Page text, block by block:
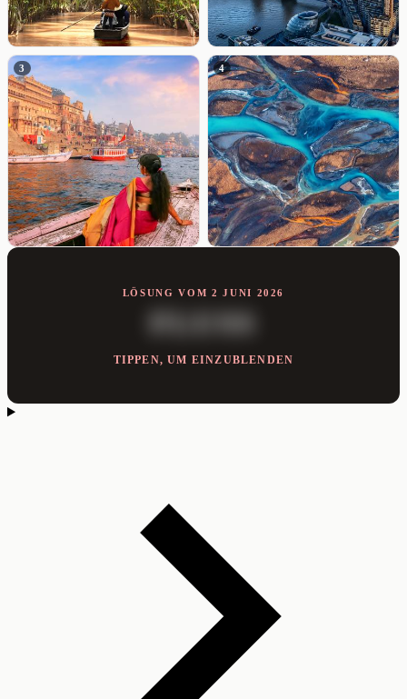
3 4
LÖSUNG VOM 2 JUNI 2026
FLUSS
TIPPEN, UM EINZUBLENDEN